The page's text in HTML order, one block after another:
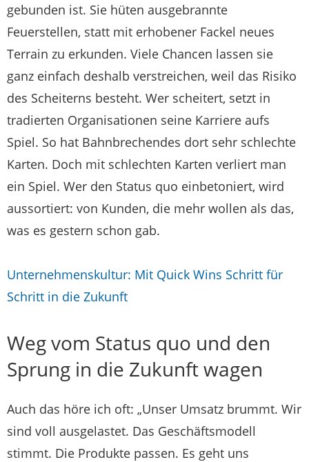
gebunden ist. Sie hüten ausgebrannte
Feuerstellen, statt mit erhobener Fackel neues
Terrain zu erkunden. Viele Chancen lassen sie
ganz einfach deshalb verstreichen, weil das Risiko
des Scheiterns besteht. Wer scheitert, setzt in
tradierten Organisationen seine Karriere aufs
Spiel. So hat Bahnbrechendes dort sehr schlechte
Karten. Doch mit schlechten Karten verliert man
ein Spiel. Wer den Status quo einbetoniert, wird
aussortiert: von Kunden, die mehr wollen als das,
was es gestern schon gab.
Unternehmenskultur: Mit Quick Wins Schritt für
Schritt in die Zukunft
Weg vom Status quo und den
Sprung in die Zukunft wagen
Auch das höre ich oft: „Unser Umsatz brummt. Wir
sind voll ausgelastet. Das Geschäftsmodell
stimmt. Die Produkte passen. Es geht uns